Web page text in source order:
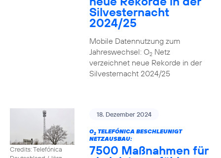
Silvesternacht
2024/25
Mobile Datennutzung zum
Jahreswechsel: O2Netz
verzeichnet neue Rekorde in der
Silvesternacht 2024/25
Credits: Telefónica
18. Dezember 2024
O2TELEFÓNICA BESCHLEUNIGT
NETZAUSBAU:
7500 Maßnahmen für